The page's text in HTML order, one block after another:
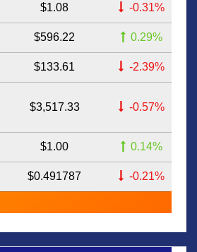
$1.08 -0.31%
$596.22 0.29%
$133.61 -2.39%
$3,517.33 -0.57%
$1.00 0.14%
$0.491787 -0.21%